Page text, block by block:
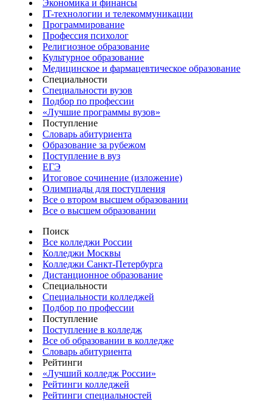
Экономика и финансы
IT-технологии и телекоммуникации
Программирование
Профессия психолог
Религиозное образование
Культурное образование
Медицинское и фармацевтическое образование
Специальности
Специальности вузов
Подбор по профессии
«Лучшие программы вузов»
Поступление
Словарь абитуриента
Образование за рубежом
Поступление в вуз
ЕГЭ
Итоговое сочинение (изложение)
Олимпиады для поступления
Все о втором высшем образовании
Все о высшем образовании
Поиск
Все колледжи России
Колледжи Москвы
Колледжи Санкт-Петербурга
Дистанционное образование
Специальности
Специальности колледжей
Подбор по профессии
Поступление
Поступление в колледж
Все об образовании в колледже
Словарь абитуриента
Рейтинги
«Лучший колледж России»
Рейтинги колледжей
Рейтинги специальностей